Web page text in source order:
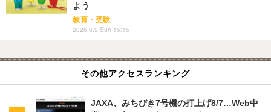
よう
教育・受験
2026.8.9 Sun 15:15
その他アクセスランキング
JAXA、みちびき7号機の打上げ8/7…Web中